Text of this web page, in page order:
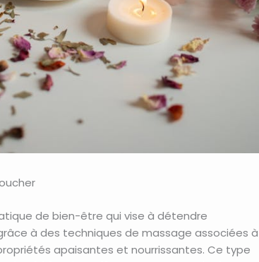
de bien-être qui vise à détendre
à des techniques de massage associées à
apaisantes et nourrissantes. Ce type